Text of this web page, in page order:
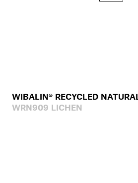
WIBALIN® RECYCLED NATURAL
WRN909 LICHEN